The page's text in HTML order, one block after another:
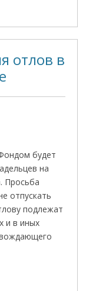
отлов в
будет
на
Просьба
отпускать
подлежат
и в иных